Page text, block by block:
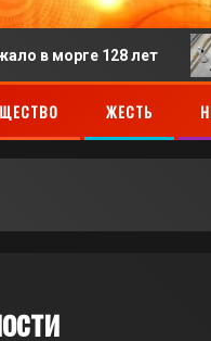
128 лет
ЖЕСТЬ